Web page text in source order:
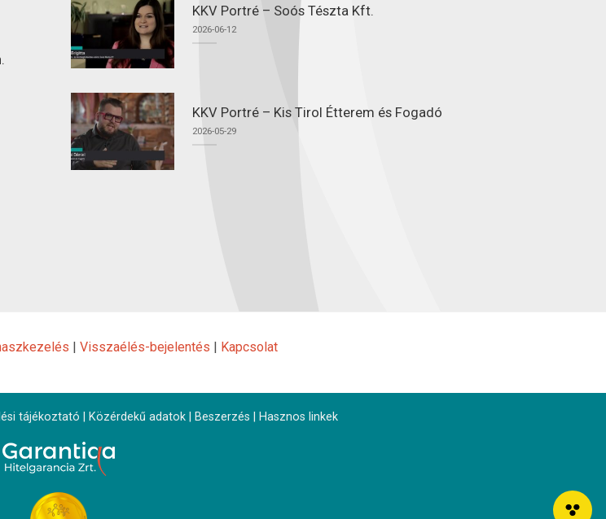
KKV Portré – Soós Tészta Kft.
2026-06-12
KKV Portré – Kis Tirol Étterem és Fogadó
2026-05-29
| Visszaélés-bejelentés | Kapcsolat
tájékoztató Közérdekű adatok| Beszerzés Hasznos linkek